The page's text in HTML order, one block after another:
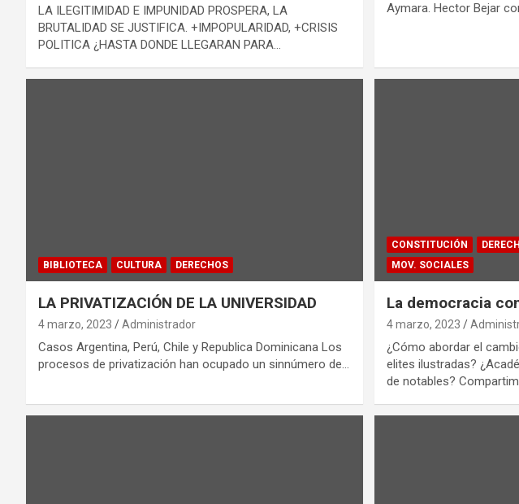
LA ILEGITIMIDAD E IMPUNIDAD PROSPERA, LA
BRUTALIDAD SE JUSTIFICA. +IMPOPULARIDAD, +CRISIS
POLITICA ¿HASTA DONDE LLEGARAN PARA…
Aymara. Hector Bejar
BIBLIOTECA CULTURA DERECHOS
LA PRIVATIZACIÓN DE LA UNIVERSIDAD
4 marzo, 2023 Administrador
Casos Argentina, Perú, Chile y Republica Dominicana Los
procesos de privatización han ocupado un sinnúmero de…
CONSTITUCIÓN
MOV. SOCIALES
La democracia
4 marzo, 2023
¿Cómo abordar el
elites ilustradas?
de notables?